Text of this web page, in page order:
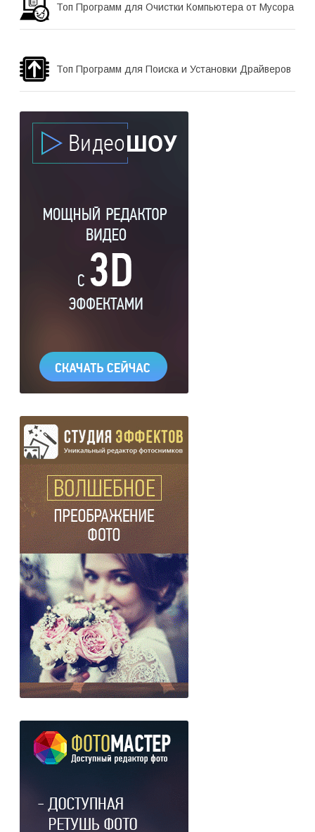
Топ Программ для Очистки Компьютера от Мусора
Топ Программ для Поиска и Установки Драйверов